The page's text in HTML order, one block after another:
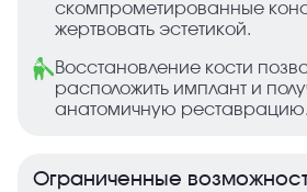
скомпрометированные
жертвовать эстетикой.
Восстановление кости
расположить имплант и
анатомичную реставрацию.
Ограниченные